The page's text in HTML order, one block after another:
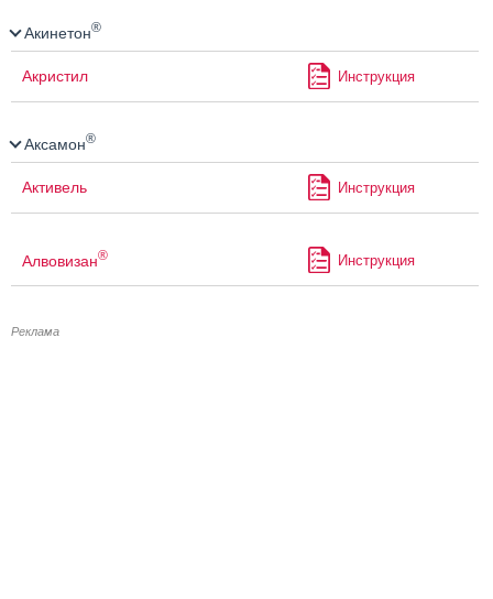
Акинетон®
Акристил Инструкция
Аксамон®
Активель Инструкция
Алвовизан® Инструкция
Реклама